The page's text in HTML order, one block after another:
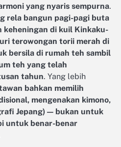
yang nyaris sempurna.
rela bangun pagi-pagi buta
keheningan di kuil Kinkaku-
terowongan torii merah di
bersila di rumah teh sambil
teh yang telah
tahun. Yang lebih
bahkan memilih
mengenakan kimono,
Jepang) — bukan untuk
untuk benar-benar